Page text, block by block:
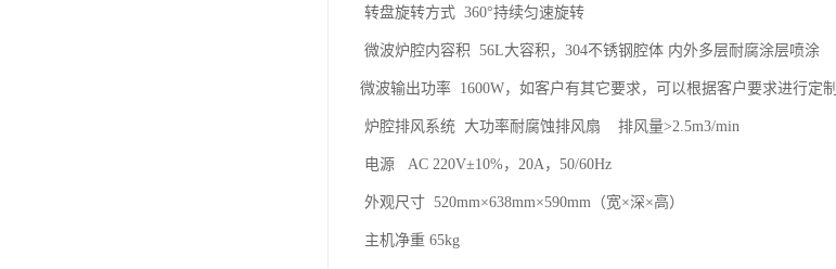
转盘旋转方式 360°持续匀速旋转
微波炉腔内容积 56L大容积，304不锈钢腔体 内外多层耐腐涂层喷涂
微波输出功率 1600W，如客户有其它要求，可以根据客户要求进行定制
炉腔排风系统 大功率耐腐蚀排风扇 排风量>2.5m3/min
电源 AC 220V±10%，20A，50/60Hz
外观尺寸 520mm×638mm×590mm（宽×深×高）
主机净重 65kg